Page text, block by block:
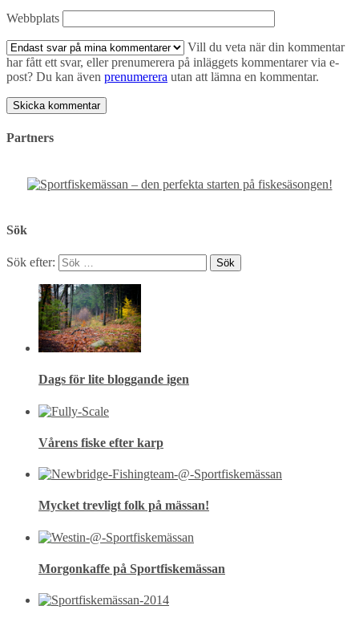
Webbplats
Vill du veta när din kommentar
har fått ett svar, eller prenumerera på inläggets kommentarer via e-
post? Du kan även prenumerera utan att lämna en kommentar.
Partners
Sök
Sök efter:
Dags för lite bloggande igen
Vårens fiske efter karp
Mycket trevligt folk på mässan!
Morgonkaffe på Sportfiskemässan